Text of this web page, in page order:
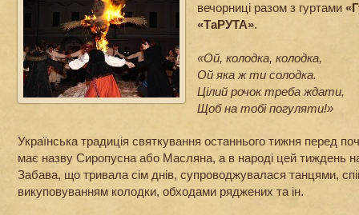
вечорниці разом з гуртами
«ТаРУТА».
«Ой, колодка, колодка,
Ой яка ж ти солодка.
Цілий рочок треба ждати,
Щоб на тобі погуляти!»
Українська традиція святкування останнього тижня перед
має назву Сиропусна або Масляна, а в народі цей тиждень
Забава, що тривала сім днів, супроводжувалася танцями,
викуповуванням колодки, обходами ряджених та ін.